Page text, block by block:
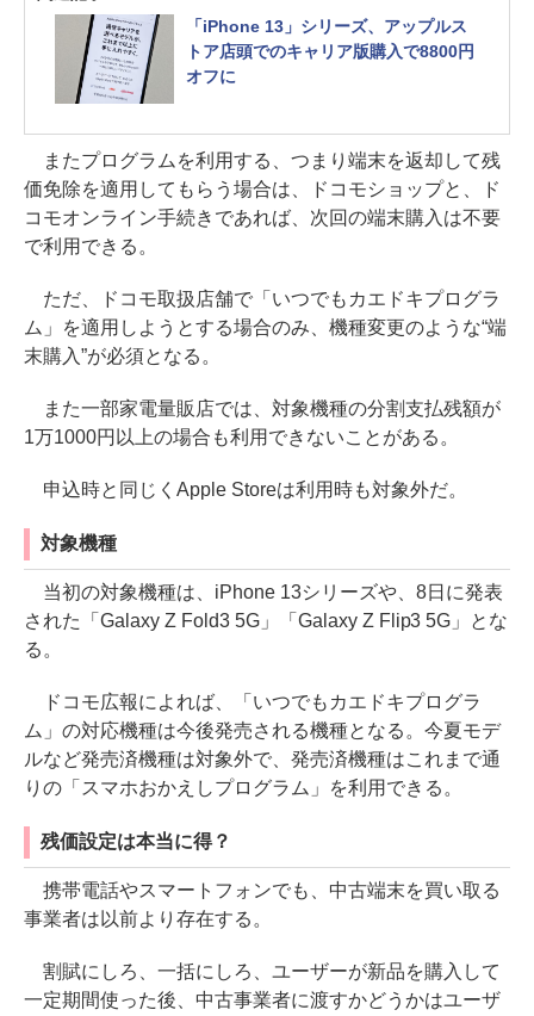
「iPhone 13」シリーズ、アップルス
トア店頭でのキャリア版購入で8800円
オフに
またプログラムを利用する、つまり端末を返却して残
価免除を適用してもらう場合は、ドコモショップと、ド
コモオンライン手続きであれば、次回の端末購入は不要
で利用できる。
ただ、ドコモ取扱店舗で「いつでもカエドキプログラ
ム」を適用しようとする場合のみ、機種変更のような“端
末購入”が必須となる。
また一部家電量販店では、対象機種の分割支払残額が
1万1000円以上の場合も利用できないことがある。
申込時と同じくApple Storeは利用時も対象外だ。
対象機種
当初の対象機種は、iPhone 13シリーズや、8日に発表
された「Galaxy Z Fold3 5G」「Galaxy Z Flip3 5G」とな
る。
ドコモ広報によれば、「いつでもカエドキプログラ
ム」の対応機種は今後発売される機種となる。今夏モデ
ルなど発売済機種は対象外で、発売済機種はこれまで通
りの「スマホおかえしプログラム」を利用できる。
残価設定は本当に得？
携帯電話やスマートフォンでも、中古端末を買い取る
事業者は以前より存在する。
割賦にしろ、一括にしろ、ユーザーが新品を購入して
一定期間使った後、中古事業者に渡すかどうかはユーザ